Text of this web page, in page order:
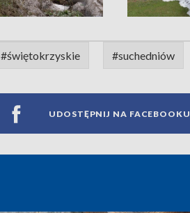
#świętokrzyskie #suchedniów
UDOSTĘPNIJ NA FACEBOOKU